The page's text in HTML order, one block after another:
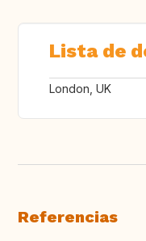
Lista de
London, UK
Referencias